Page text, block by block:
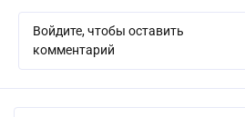
Войдите, чтобы оставить
комментарий